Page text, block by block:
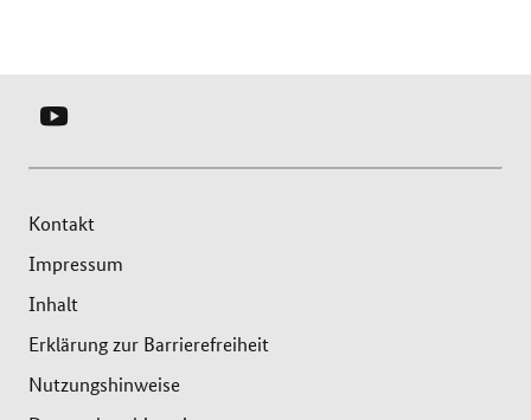
YOUTUBE
LOKALE
FAMILIE
Kontakt
Impressum
Inhalt
Erklärung zur Barrierefreiheit
Nutzungshinweise